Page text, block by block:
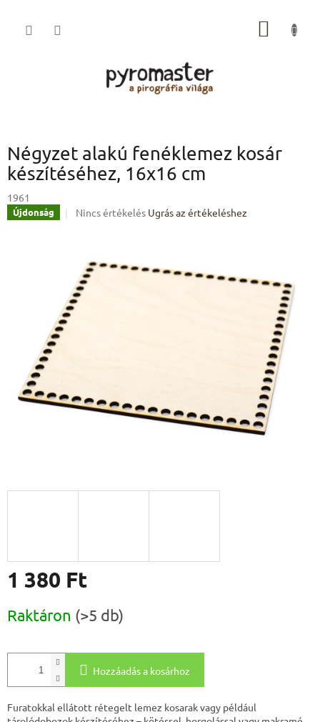
KOSÁR
Négyzet alakú fenéklemez kosár
készítéséhez, 16x16 cm
1961
Újdonság
A
ből
0,0
csillag.
Nincs értékelés Ugrás az értékeléshez
1 380 Ft
Raktáron (>5 db)
Hozzáadás a kosárhoz
Furatokkal ellátott rétegelt lemez kosarak vagy például